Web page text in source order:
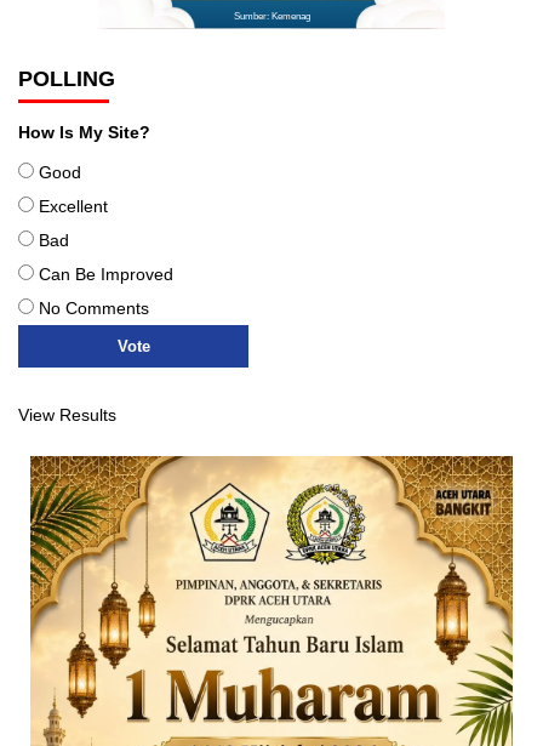
Sumber: Kemenag
POLLING
How Is My Site?
Good
Excellent
Bad
Can Be Improved
No Comments
View Results